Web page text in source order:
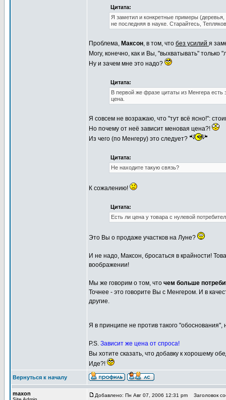
Цитата:
Я заметил и конкретные примеры
не последняя в науке. Старайтесь,
Проблема, Максон, в том, что без усилий я
Могу, конечно, как и Вы, "выхватывать"
Ну и зачем мне это надо?
Цитата:
В первой же фразе цитаты из Менгера есть
цена.
Я совсем не возражаю, что "тут всё ясно!":
Но почему от неё зависит меновая цена?!
Из чего (по Менгеру) это следует?
Цитата:
Не находите такую связь?
К сожалению!
Цитата:
Есть ли цена у товара с нулевой
Это Вы о продаже участков на Луне?
И не надо, Максон, бросаться в крайности!
воображении!
Мы же говорим о том, что чем больше
Точнее - это говорите Вы с Менгером. И в
другие.
Я в принципе не против такого
P.S. Зависит же цена от спроса!
Вы хотите сказать, что добавку к хорошему
Иде?!
Вернуться к началу
maxon Добавлено: Пн Авг 07, 2006 12:31 pm Заголовок